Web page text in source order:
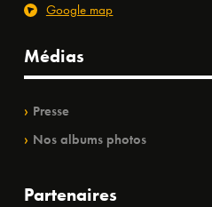
Google map
Médias
Presse
Nos albums photos
Partenaires